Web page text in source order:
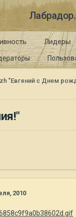
Лидеры
"Евгений с Днем
2010